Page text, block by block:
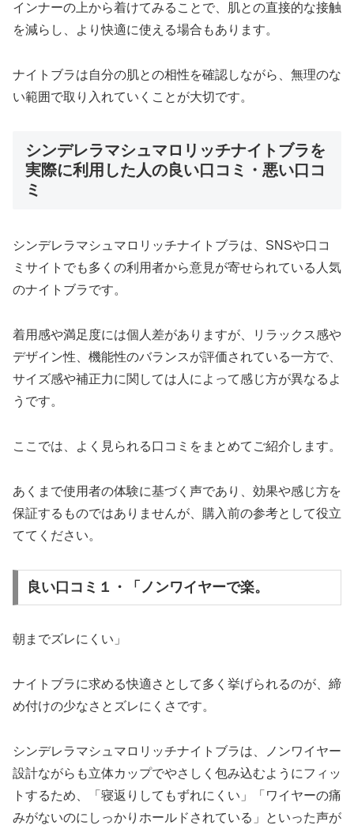
インナーの上から着けてみることで、肌との直接的な接触
を減らし、より快適に使える場合もあります。
ナイトブラは自分の肌との相性を確認しながら、無理のな
い範囲で取り入れていくことが大切です。
シンデレラマシュマロリッチナイトブラを
実際に利用した人の良い口コミ・悪い口コ
ミ
シンデレラマシュマロリッチナイトブラは、SNSや口コ
ミサイトでも多くの利用者から意見が寄せられている人気
のナイトブラです。
着用感や満足度には個人差がありますが、リラックス感や
デザイン性、機能性のバランスが評価されている一方で、
サイズ感や補正力に関しては人によって感じ方が異なるよ
うです。
ここでは、よく見られる口コミをまとめてご紹介します。
あくまで使用者の体験に基づく声であり、効果や感じ方を
保証するものではありませんが、購入前の参考として役立
ててください。
良い口コミ１・「ノンワイヤーで楽。
朝までズレにくい」
ナイトブラに求める快適さとして多く挙げられるのが、締
め付けの少なさとズレにくさです。
シンデレラマシュマロリッチナイトブラは、ノンワイヤー
設計ながらも立体カップでやさしく包み込むようにフィッ
トするため、「寝返りしてもずれにくい」「ワイヤーの痛
みがないのにしっかりホールドされている」といった声が